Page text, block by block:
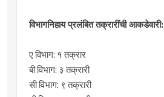
विभागनिहाय प्रलंबित तक्रारींची आकडेवारी:
​ए विभाग: १ तक्रार
​बी विभाग: ३ तक्रारी
​सी विभाग: ९ तक्रारी